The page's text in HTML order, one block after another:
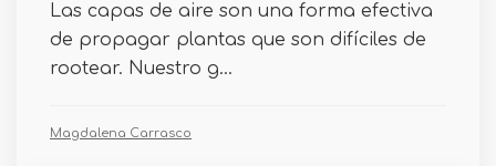
Las capas de aire son una forma efectiva
de propagar plantas que son difíciles de
rootear. Nuestro g...
Magdalena Carrasco